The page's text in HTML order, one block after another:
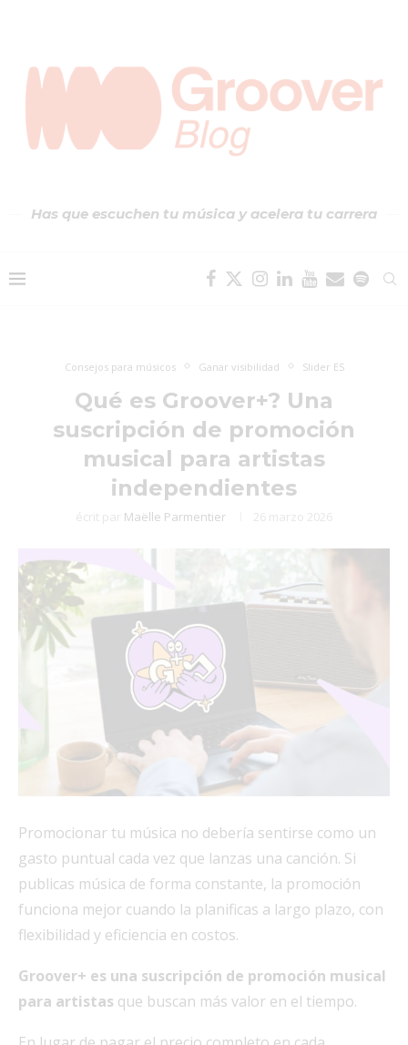
Has que escuchen tu música y acelera tu carrera
Consejos para músicos Ganar visibilidad Slider ES
Qué es Groover+? Una
suscripción de promoción
musical para artistas
independientes
écrit par Maëlle Parmentier 26 marzo 2026
Promocionar tu música no debería sentirse como un
gasto puntual cada vez que lanzas una canción. Si
publicas música de forma constante, la promoción
funciona mejor cuando la planificas a largo plazo, con
flexibilidad y eficiencia en costos.
Groover+ es una suscripción de promoción musical
para artistas que buscan más valor en el tiempo.